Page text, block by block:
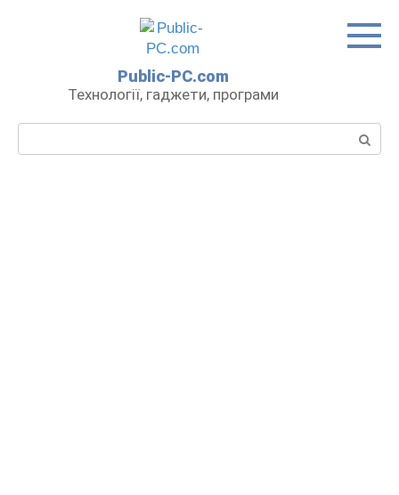
Public-PC.com
Технології, гаджети, програми